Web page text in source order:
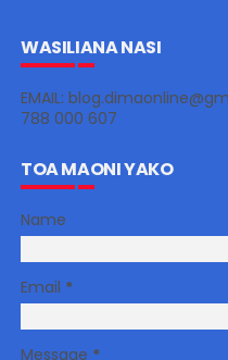
WASILIANA NASI
EMAIL:
788 000 607
TOA MAONI YAKO
Name
Email *
Message *